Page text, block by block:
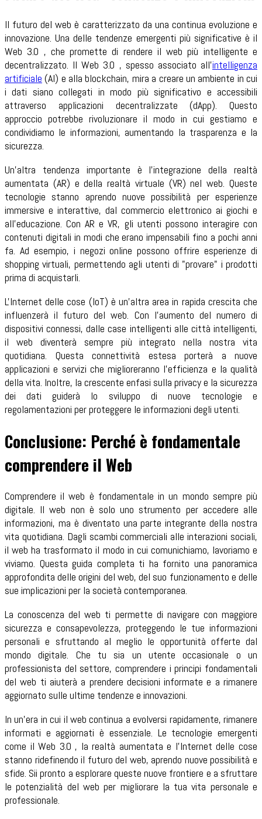
Il futuro del web è caratterizzato da una continua evoluzione e
innovazione. Una delle tendenze emergenti più significative è il
Web 3.0 , che promette di rendere il web più intelligente e
decentralizzato. Il Web 3.0 , spesso associato all'intelligenza
artificiale (AI) e alla blockchain, mira a creare un ambiente in cui
i dati siano collegati in modo più significativo e accessibili
attraverso applicazioni decentralizzate (dApp). Questo
approccio potrebbe rivoluzionare il modo in cui gestiamo e
condividiamo le informazioni, aumentando la trasparenza e la
sicurezza.
Un'altra tendenza importante è l'integrazione della realtà
aumentata (AR) e della realtà virtuale (VR) nel web. Queste
tecnologie stanno aprendo nuove possibilità per esperienze
immersive e interattive, dal commercio elettronico ai giochi e
all'educazione. Con AR e VR, gli utenti possono interagire con
contenuti digitali in modi che erano impensabili fino a pochi anni
fa. Ad esempio, i negozi online possono offrire esperienze di
shopping virtuali, permettendo agli utenti di "provare" i prodotti
prima di acquistarli.
L'Internet delle cose (IoT) è un'altra area in rapida crescita che
influenzerà il futuro del web. Con l'aumento del numero di
dispositivi connessi, dalle case intelligenti alle città intelligenti,
il web diventerà sempre più integrato nella nostra vita
quotidiana. Questa connettività estesa porterà a nuove
applicazioni e servizi che miglioreranno l'efficienza e la qualità
della vita. Inoltre, la crescente enfasi sulla privacy e la sicurezza
dei dati guiderà lo sviluppo di nuove tecnologie e
regolamentazioni per proteggere le informazioni degli utenti.
Conclusione: Perché è fondamentale
comprendere il Web
Comprendere il web è fondamentale in un mondo sempre più
digitale. Il web non è solo uno strumento per accedere alle
informazioni, ma è diventato una parte integrante della nostra
vita quotidiana. Dagli scambi commerciali alle interazioni sociali,
il web ha trasformato il modo in cui comunichiamo, lavoriamo e
viviamo. Questa guida completa ti ha fornito una panoramica
approfondita delle origini del web, del suo funzionamento e delle
sue implicazioni per la società contemporanea.
La conoscenza del web ti permette di navigare con maggiore
sicurezza e consapevolezza, proteggendo le tue informazioni
personali e sfruttando al meglio le opportunità offerte dal
mondo digitale. Che tu sia un utente occasionale o un
professionista del settore, comprendere i principi fondamentali
del web ti aiuterà a prendere decisioni informate e a rimanere
aggiornato sulle ultime tendenze e innovazioni.
In un'era in cui il web continua a evolversi rapidamente, rimanere
informati e aggiornati è essenziale. Le tecnologie emergenti
come il Web 3.0 , la realtà aumentata e l'Internet delle cose
stanno ridefinendo il futuro del web, aprendo nuove possibilità e
sfide. Sii pronto a esplorare queste nuove frontiere e a sfruttare
le potenzialità del web per migliorare la tua vita personale e
professionale.